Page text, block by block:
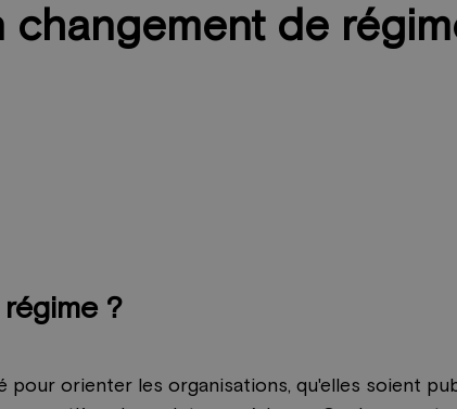
changement de
?
orienter les organisations, qu'elles soient